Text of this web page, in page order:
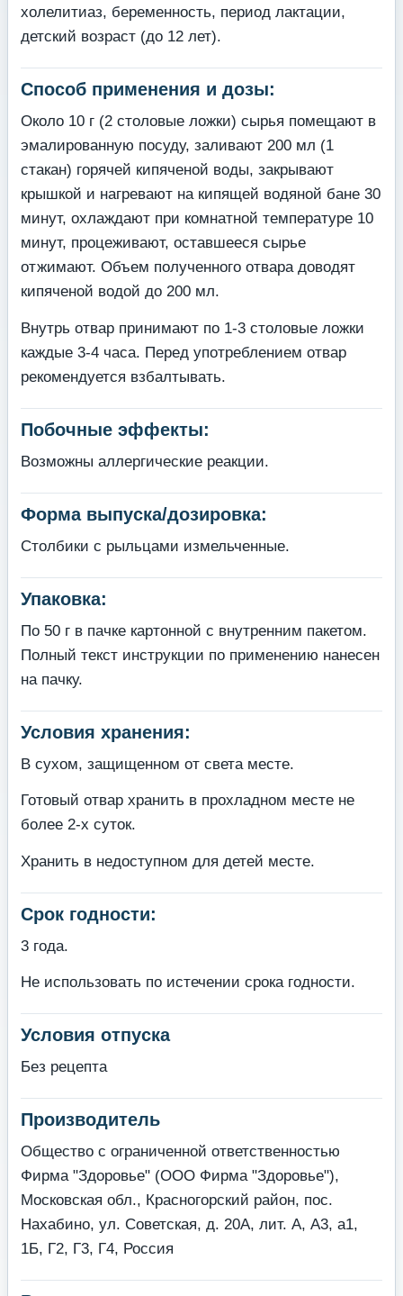
холелитиаз, беременность, период лактации,
детский возраст (до 12 лет).
Способ применения и дозы:
Около 10 г (2 столовые ложки) сырья помещают в
эмалированную посуду, заливают 200 мл (1
стакан) горячей кипяченой воды, закрывают
крышкой и нагревают на кипящей водяной бане 30
минут, охлаждают при комнатной температуре 10
минут, процеживают, оставшееся сырье
отжимают. Объем полученного отвара доводят
кипяченой водой до 200 мл.
Внутрь отвар принимают по 1-3 столовые ложки
каждые 3-4 часа. Перед употреблением отвар
рекомендуется взбалтывать.
Побочные эффекты:
Возможны аллергические реакции.
Форма выпуска/дозировка:
Столбики с рыльцами измельченные.
Упаковка:
По 50 г в пачке картонной с внутренним пакетом.
Полный текст инструкции по применению нанесен
на пачку.
Условия хранения:
В сухом, защищенном от света месте.
Готовый отвар хранить в прохладном месте не
более 2-х суток.
Хранить в недоступном для детей месте.
Срок годности:
3 года.
Не использовать по истечении срока годности.
Условия отпуска
Без рецепта
Производитель
Общество с ограниченной ответственностью
Фирма "Здоровье" (ООО Фирма "Здоровье"),
Московская обл., Красногорский район, пос.
Нахабино, ул. Советская, д. 20А, лит. А, А3, а1,
1Б, Г2, Г3, Г4, Россия